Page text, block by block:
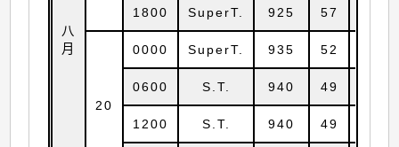
八
月
1800 SuperT. 925 57
20
0000 SuperT. 935 52
0600 S.T. 940 49
1200 S.T. 940 49